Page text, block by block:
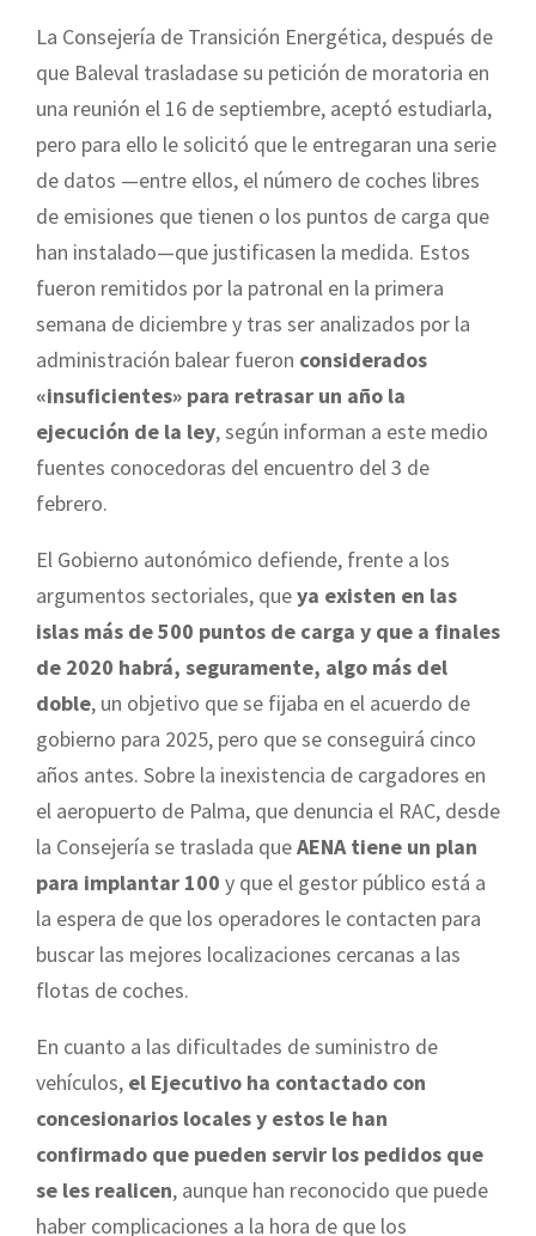
La Consejería de Transición Energética, después de
que Baleval trasladase su petición de moratoria en
una reunión el 16 de septiembre, aceptó estudiarla,
pero para ello le solicitó que le entregaran una serie
de datos —entre ellos, el número de coches libres
de emisiones que tienen o los puntos de carga que
han instalado—que justificasen la medida. Estos
fueron remitidos por la patronal en la primera
semana de diciembre y tras ser analizados por la
administración balear fueron considerados
«insuficientes» para retrasar un año la
ejecución de la ley, según informan a este medio
fuentes conocedoras del encuentro del 3 de
febrero.
El Gobierno autonómico defiende, frente a los
argumentos sectoriales, queya existen en las
islas más de 500 puntos de carga y que a finales
de 2020 habrá, seguramente, algo más del
doble, un objetivo que se fijaba en el acuerdo de
gobierno para 2025, pero que se conseguirá cinco
años antes. Sobre la inexistencia de cargadores en
el aeropuerto de Palma, que denuncia el RAC, desde
la Consejería se traslada queAENA tiene un plan
para implantar 100 y que el gestor público está a
la espera de que los operadores le contacten para
buscar las mejores localizaciones cercanas a las
flotas de coches.
En cuanto a las dificultades de suministro de
vehículos, el Ejecutivo ha contactado con
concesionarios locales y estos le han
confirmado que pueden servir los pedidos que
se les realicen, aunque han reconocido que puede
haber complicaciones a la hora de que los